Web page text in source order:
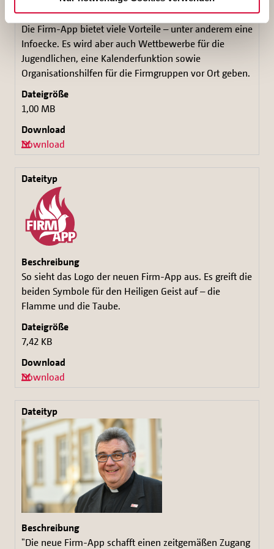
Die Firm-App bietet viele Vorteile – unter anderem eine
Infoecke. Es wird aber auch Wettbewerbe für die
Jugendlichen, eine Kalenderfunktion sowie
Organisationshilfen für die Firmgruppen vor Ort geben.
1,00 MB
Download
So sieht das Logo der neuen Firm-App aus. Es greift die
beiden Symbole für den Heiligen Geist auf – die
Flamme und die Taube.
7,42 KB
Download
"Die neue Firm-App schafft einen zeitgemäßen Zugang